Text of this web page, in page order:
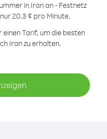
in Iran an - Festnetz
20.3 ¢ pro Minute.
Tarif, um die besten
Iran zu erhalten.